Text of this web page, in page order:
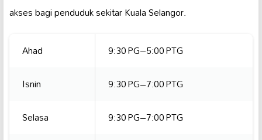
akses bagi penduduk sekitar Kuala Selangor.
Ahad
9:30 PG–5:00 PTG
Isnin
9:30 PG–7:00 PTG
Selasa
9:30 PG–7:00 PTG